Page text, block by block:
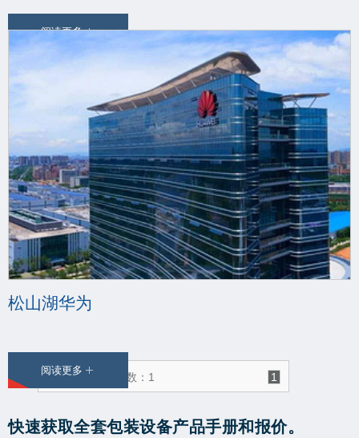
阅读更多
松山湖华为
阅读更多
记录总数：8 | 页数：1 1
快速获取全套包装设备产品手册和报价。